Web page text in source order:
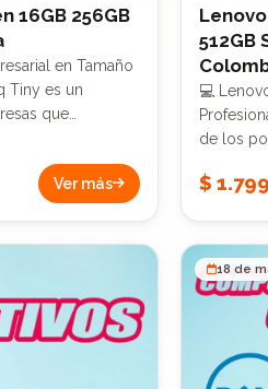
16GB 256GB
en Tamaño
que
para
(6 núcleos)
SSD 🔹
integrados Intel
red Gigabit 🚀
estable
Ver más
Lenovo
512GB
💻
Profesionales Exigentes
de los
avanzada y
🔹
32GB
SSD 🔹
empresarial) 🚀
$
18 de